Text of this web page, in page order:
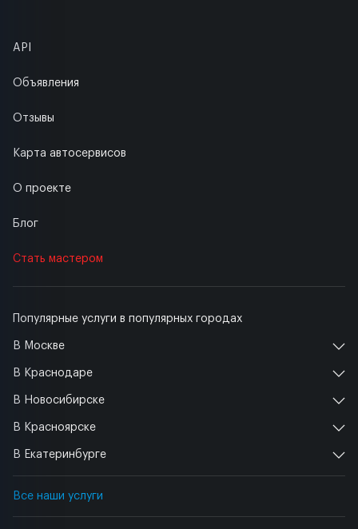
Популярные услуги в популярных городах
В Москве
В Краснодаре
В Новосибирске
В Красноярске
В Екатеринбурге
Все наши услуги
API
Объявления
Отзывы
Карта автосервисов
О проекте
Блог
Стать мастером